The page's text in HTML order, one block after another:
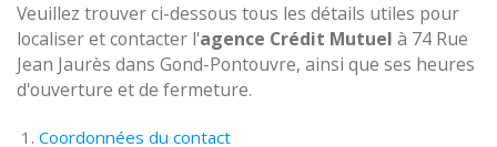
Veuillez trouver ci-dessous tous les détails utiles pour
localiser et contacter l'agence Crédit Mutuel à 74 Rue
Jean Jaurès dans Gond-Pontouvre, ainsi que ses heures
d'ouverture et de fermeture.
Coordonnées du contact